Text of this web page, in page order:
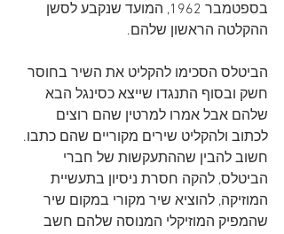
בספטמבר 1962, המועד שנקבע לסשן
ההקלטה הראשון שלהם.
הביטלס הסכימו להקליט את השיר בחוסר
חשק ובסוף התנגדו שייצא כסינגל הבא
שלהם אבל אמרו למרטין שהם רוצים
לכתוב ולהקליט שירים מקוריים שהם כתבו.
חשוב להבין שההתעקשות של חברי
הביטלס, להקה חסרת ניסיון בתעשיית
המוזיקה, להוציא שיר מקורי במקום שיר
שהמפיק המוזיקלי המנוסה שלהם חשב